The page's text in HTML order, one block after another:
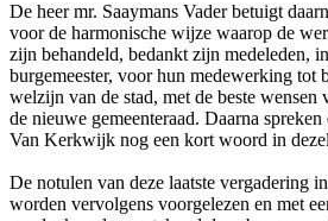
De heer mr. Saaymans Vader betuigt
voor de harmonische wijze waarop de
zijn behandeld, bedankt zijn medeleden,
burgemeester, voor hun medewerking tot
welzijn van de stad, met de beste wensen
de nieuwe gemeenteraad. Daarna
Van Kerkwijk nog een kort woord in
De notulen van deze laatste vergadering
worden vervolgens voorgelezen en met